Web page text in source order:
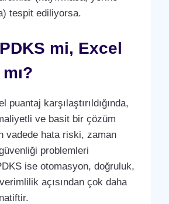
tespit ediliyorsa.
mi, Excel
puantaj karşılaştırıldığında,
ve basit bir çözüm
vadede hata riski, zaman
problemleri
ise otomasyon, doğruluk,
açısından çok daha